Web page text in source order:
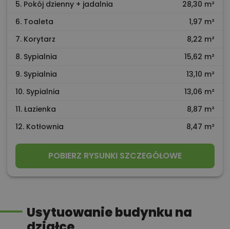
5. Pokój dzienny + jadalnia
28,30 m²
6. Toaleta
1,97 m²
7. Korytarz
8,22 m²
8. Sypialnia
15,62 m²
9. Sypialnia
13,10 m²
10. Sypialnia
13,06 m²
11. Łazienka
8,87 m²
12. Kotłownia
8,47 m²
POBIERZ RYSUNKI SZCZEGÓŁOWE
Usytuowanie budynku na